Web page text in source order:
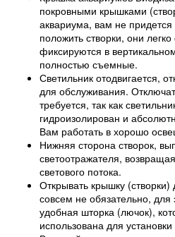
покровными крышками
аквариума, вам не придется
положить створки, они
фиксируются в
полностью съемные.
Светильник отодвигается,
для обслуживания.
требуется, так как
гидроизолирован и
Вам работать в хорошо
Нижняя сторона створок,
светоотражателя,
светового потока.
Открывать крышку
совсем не обязательно, для
удобная шторка (лючок),
использована для